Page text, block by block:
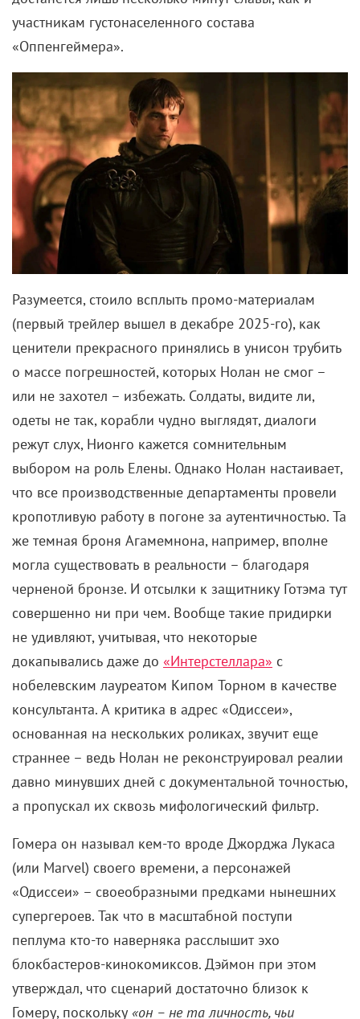
участникам густонаселенного состава
«Оппенгеймера».
Разумеется, стоило всплыть промо-материалам
(первый трейлер вышел в декабре 2025-го), как
ценители прекрасного принялись в унисон трубить
о массе погрешностей, которых Нолан не смог –
или не захотел – избежать. Солдаты, видите ли,
одеты не так, корабли чудно выглядят, диалоги
режут слух, Нионго кажется сомнительным
выбором на роль Елены. Однако Нолан настаивает,
что все производственные департаменты провели
кропотливую работу в погоне за аутентичностью. Та
же темная броня Агамемнона, например, вполне
могла существовать в реальности – благодаря
черненой бронзе. И отсылки к защитнику Готэма тут
совершенно ни при чем. Вообще такие придирки
не удивляют, учитывая, что некоторые
докапывались даже до «Интерстеллара» с
нобелевским лауреатом Кипом Торном в качестве
консультанта. А критика в адрес «Одиссеи»,
основанная на нескольких роликах, звучит еще
страннее – ведь Нолан не реконструировал реалии
давно минувших дней с документальной точностью,
а пропускал их сквозь мифологический фильтр.
Гомера он называл кем-то вроде Джорджа Лукаса
(или Marvel) своего времени, а персонажей
«Одиссеи» – своеобразными предками нынешних
супергероев. Так что в масштабной поступи
пеплума кто-то наверняка расслышит эхо
блокбастеров-кинокомиксов. Дэймон при этом
утверждал, что сценарий достаточно близок к
Гомеру, поскольку «он – не та личность, чьи